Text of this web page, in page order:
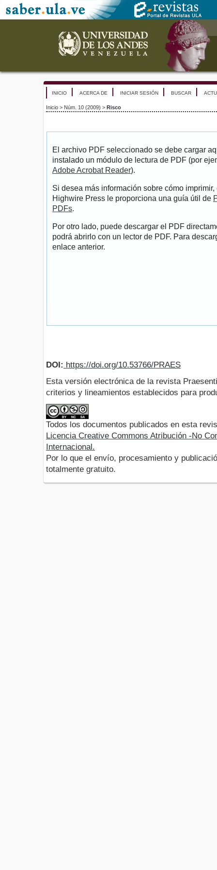
INICIO ACERCA DE INICIAR SESIÓN BUSCAR
Inicio > Núm. 10 (2009) > Risco
El archivo PDF seleccionado se debe cargar
instalado un módulo de lectura de PDF (por
Adobe Acrobat Reader).
Si desea más información sobre cómo
Highwire Press le proporciona una guía útil de
PDFs.
Por otro lado, puede descargar el PDF
podrá abrirlo con un lector de PDF. Para
enlace anterior.
DOI: https://doi.org/10.53766/PRAES
Esta versión electrónica de la revista
criterios y lineamientos establecidos para
Todos los documentos publicados en esta
Licencia Creative Commons Atribución -No
Internacional.
Por lo que el envío, procesamiento y
totalmente gratuito.